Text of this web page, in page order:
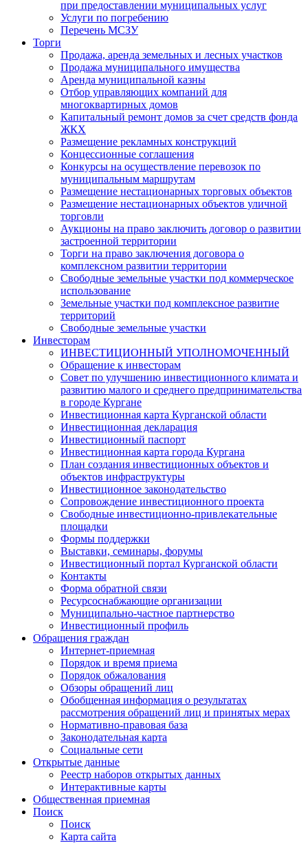
при предоставлении муниципальных услуг
Услуги по погребению
Перечень МСЗУ
Торги
Продажа, аренда земельных и лесных участков
Продажа муниципального имущества
Аренда муниципальной казны
Отбор управляющих компаний для
многоквартирных домов
Капитальный ремонт домов за счет средств фонда
ЖКХ
Размещение рекламных конструкций
Концессионные соглашения
Конкурсы на осуществление перевозок по
муниципальным маршрутам
Размещение нестационарных торговых объектов
Размещение нестационарных объектов уличной
торговли
Аукционы на право заключить договор о развитии
застроенной территории
Торги на право заключения договора о
комплексном развитии территории
Свободные земельные участки под коммерческое
использование
Земельные участки под комплексное развитие
территорий
Свободные земельные участки
Инвесторам
ИНВЕСТИЦИОННЫЙ УПОЛНОМОЧЕННЫЙ
Обращение к инвесторам
Совет по улучшению инвестиционного климата и
развитию малого и среднего предпринимательства
в городе Кургане
Инвестиционная карта Курганской области
Инвестиционная декларация
Инвестиционный паспорт
Инвестиционная карта города Кургана
План создания инвестиционных объектов и
объектов инфраструктуры
Инвестиционное законодательство
Сопровождение инвестиционного проекта
Свободные инвестиционно-привлекательные
площадки
Формы поддержки
Выставки, семинары, форумы
Инвестиционный портал Курганской области
Контакты
Форма обратной связи
Ресурсоснабжающие организации
Муниципально-частное партнерство
Инвестиционный профиль
Обращения граждан
Интернет-приемная
Порядок и время приема
Порядок обжалования
Обзоры обращений лиц
Обобщенная информация о результатах
рассмотрения обращений лиц и принятых мерах
Нормативно-правовая база
Законодательная карта
Социальные сети
Открытые данные
Реестр наборов открытых данных
Интерактивные карты
Общественная приемная
Поиск
Поиск
Карта сайта